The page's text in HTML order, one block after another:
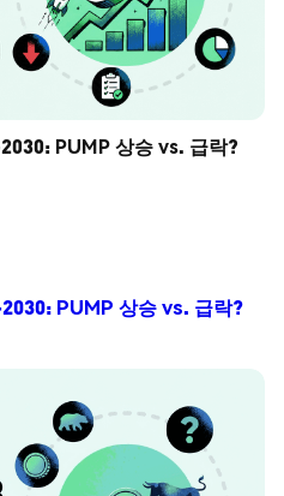
PUMP 상승 vs. 급락?
PUMP 상승 vs. 급락?